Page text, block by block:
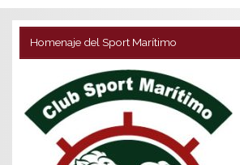
Homenaje del Sport Marítimo